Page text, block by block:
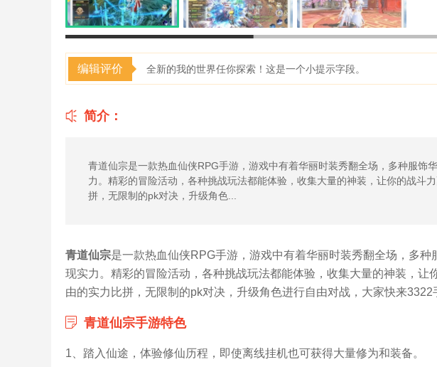
编辑评价 全新的我的世界任你探索！这是一个小提示字段。
简介：
青道仙宗是一款热血仙侠RPG手游，游戏中有着华丽时装秀翻全场，多种服饰
力。精彩的冒险活动，各种挑战玩法都能体验，收集大量的神装，让你的战斗
拼，无限制的pk对决，升级角色...
青道仙宗是一款热血仙侠RPG手游，游戏中有着华丽时装秀翻全场，多
现实力。精彩的冒险活动，各种挑战玩法都能体验，收集大量的神装，让
由的实力比拼，无限制的pk对决，升级角色进行自由对战，大家快来3322
青道仙宗手游特色
1、踏入仙途，体验修仙历程，即使离线挂机也可获得大量修为和装备。